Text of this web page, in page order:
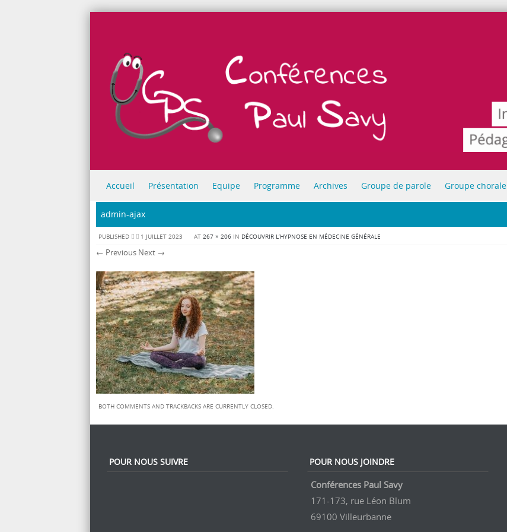
Menu
Accueil Présentation Equipe Programme Archives Groupe de parole Groupe chorale
admin-ajax
PUBLISHED 1 JUILLET 2023 AT 267 × 206 IN DÉCOUVRIR L’HYPNOSE EN MÉDECINE GÉNÉRALE
← Previous Next →
BOTH COMMENTS AND TRACKBACKS ARE CURRENTLY CLOSED.
POUR NOUS SUIVRE POUR NOUS JOINDRE
Conférences Paul Savy
171-173, rue Léon Blum
69100 Villeurbanne